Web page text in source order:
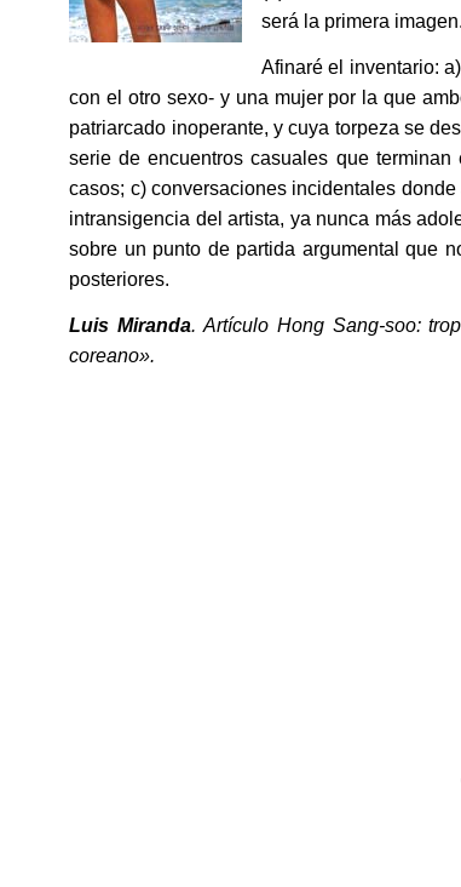
será la primera imagen.
Afinaré el inventario:
con el otro sexo- y una mujer por la que
patriarcado inoperante, y cuya torpeza se
serie de encuentros casuales que
casos; c) conversaciones incidentales
intransigencia del artista, ya nunca más
sobre un punto de partida argumental que
posteriores.
Luis Miranda. Artículo Hong Sang-soo:
coreano».